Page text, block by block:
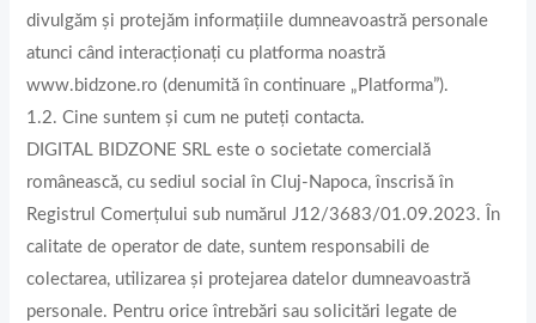
divulgăm și protejăm informațiile dumneavoastră personale
atunci când interacționați cu platforma noastră
www.bidzone.ro (denumită în continuare „Platforma”).
1.2. Cine suntem și cum ne puteți contacta.
DIGITAL BIDZONE SRL este o societate comercială
românească, cu sediul social în Cluj-Napoca, înscrisă în
Registrul Comerțului sub numărul J12/3683/01.09.2023. În
calitate de operator de date, suntem responsabili de
colectarea, utilizarea și protejarea datelor dumneavoastră
personale. Pentru orice întrebări sau solicitări legate de